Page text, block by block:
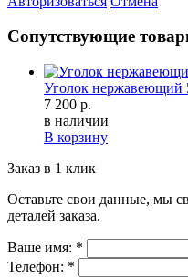
Сопутствующие
Уголок нержавеющий
7 200 р.
в наличии
В корзину
Заказ в 1 клик
Оставьте свои данные, мы
деталей заказа.
Ваше имя: *
Телефон: *